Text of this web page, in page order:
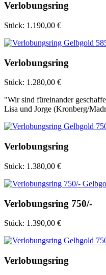
Verlobungsring
Stück: 1.190,00 €
Verlobungsring
Stück: 1.280,00 €
"Wir sind füreinander
Lisa und Jorge (Kronberg/
Verlobungsring
Stück: 1.380,00 €
Verlobungsring 750/-
Stück: 1.390,00 €
Verlobungsring